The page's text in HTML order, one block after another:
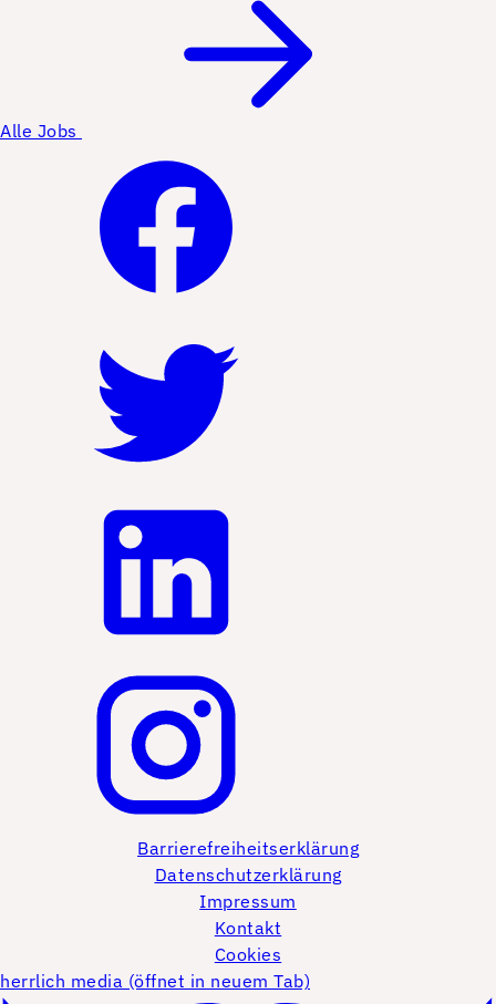
Alle Jobs
Barrierefreiheitserklärung
Datenschutzerklärung
Impressum
Kontakt
Cookies
herrlich media (öffnet in neuem Tab)